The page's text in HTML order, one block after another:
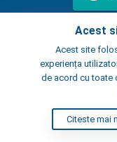
Acest
Acest site
experiența
de acord cu toate
Citeste mai